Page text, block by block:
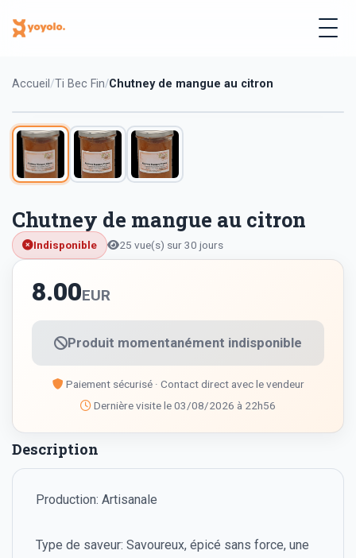
Accueil Ti Bec Fin Chutney de mangue au citron
Chutney de mangue au citron
Indisponible 25 vue(s) sur 30 jours
8.00EUR
Produit momentanément indisponible
Paiement sécurisé · Contact direct avec le vendeur
Dernière visite le 03/08/2026 à 22h56
Description
Production: Artisanale
Type de saveur: Savoureux, épicé sans force, une